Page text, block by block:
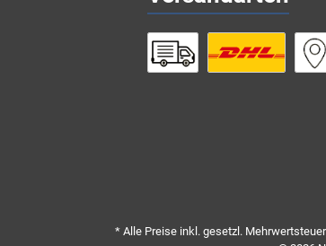
* Alle Preise inkl. gesetzl.